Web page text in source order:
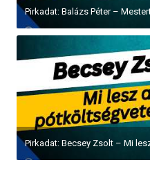
Pirkadat: Balázs Péter –
Pirkadat: Becsey Zsolt – Mi